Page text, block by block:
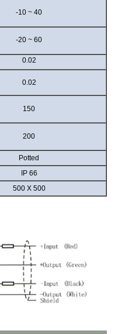
-10 ~ 40
-20 ~ 60
0.02
0.02
150
200
Potted
IP 66
500 X 500